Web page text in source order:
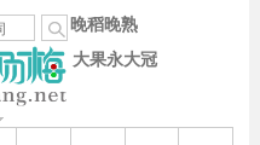
晚稻晚熟
大果永大冠